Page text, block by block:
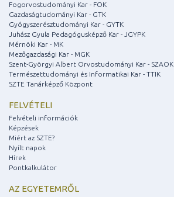
Fogorvostudományi Kar - FOK
Gazdaságtudományi Kar - GTK
Gyógyszerésztudományi Kar - GYTK
Juhász Gyula Pedagógusképző Kar - JGYPK
Mérnöki Kar - MK
Mezőgazdasági Kar - MGK
Szent-Györgyi Albert Orvostudományi Kar - SZAOK
Természettudományi és Informatikai Kar - TTIK
SZTE Tanárképző Központ
FELVÉTELI
Felvételi információk
Képzések
Miért az SZTE?
Nyílt napok
Hírek
Pontkalkulátor
AZ EGYETEMRŐL